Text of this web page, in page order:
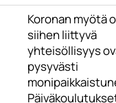
Koronan myötä
siihen liittyvä
yhteisöllisyys
pysyvästi